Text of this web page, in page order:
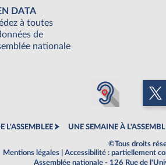
DATA
à toutes
de
nationale
L'ASSEMBLEE UNE SEMAINE À
©Tous droits
Mentions légales
Accessibilité : partiellement
Assemblée nationale - 126 Rue de